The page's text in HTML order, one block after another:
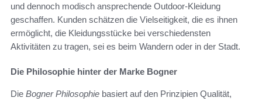
und dennoch modisch ansprechende Outdoor-Kleidung
geschaffen. Kunden schätzen die Vielseitigkeit, die es ihnen
ermöglicht, die Kleidungsstücke bei verschiedensten
Aktivitäten zu tragen, sei es beim Wandern oder in der Stadt.
Die Philosophie hinter der Marke Bogner
Die Bogner Philosophie basiert auf den Prinzipien Qualität,